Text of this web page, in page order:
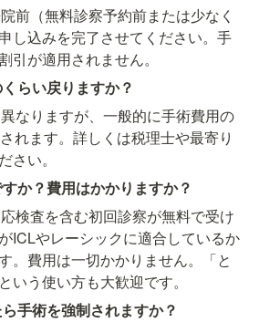
前（無料診察予約前または少なく
し込みを完了させてください。手
引が適用されません。
らい戻りますか？
なりますが、一般的に手術費用の
れます。詳しくは税理士や最寄り
さい。
か？費用はかかりますか？
検査を含む初回診察が無料で受け
ICLやレーシックに適合しているか
。費用は一切かかりません。「と
いう使い方も大歓迎です。
手術を強制されますか？